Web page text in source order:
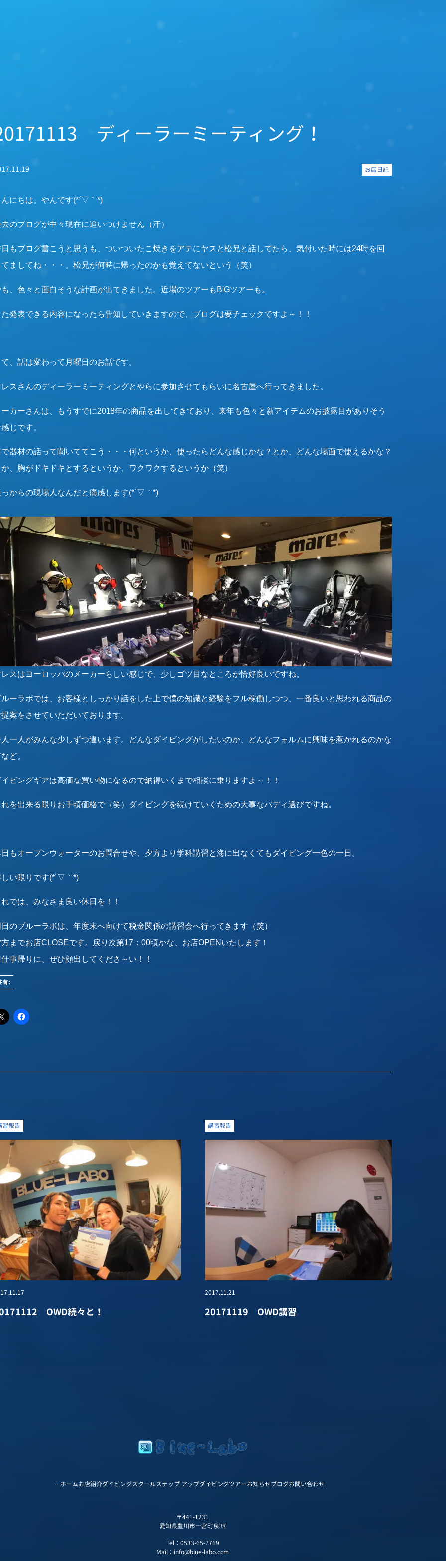
ディーラーミーティング！
お店日記
にちは。やんです(*´▽｀*)
のブログが中々現在に追いつけません（汗）
もブログ書こうと思うも、ついついたこ焼きをアテにヤスと松兄と話してたら、気付いた時には24時を回
ましてね・・・。松兄が何時に帰ったのかも覚えてないという（笑）
、色々と面白そうな計画が出てきました。近場のツアーもBIGツアーも。
発表できる内容になったら告知していきますので、ブログは要チェックですよ～！！
、話は変わって月曜日のお話です。
スさんのディーラーミーティングとやらに参加させてもらいに名古屋へ行ってきました。
カーさんは、もうすでに2018年の商品を出してきており、来年も色々と新アイテムのお披露目がありそう
じです。
器材の話って聞いててこう・・・何というか、使ったらどんな感じかな？とか、どんな場面で使えるかな？
、胸がドキドキとするというか、ワクワクするというか（笑）
からの現場人なんだと痛感します(*´▽｀*)
スはヨーロッパのメーカーらしい感じで、少しゴツ目なところが恰好良いですね。
ーラボでは、お客様としっかり話をした上で僕の知識と経験をフル稼働しつつ、一番良いと思われる商品の
案をさせていただいております。
一人がみんな少しずつ違います。どんなダイビングがしたいのか、どんなフォルムに興味を惹かれるのかな
ど。
ビングギアは高価な買い物になるので納得いくまで相談に乗りますよ～！！
を出来る限りお手頃価格で（笑）ダイビングを続けていくための大事なバディ選びですね。
もオープンウォーターのお問合せや、夕方より学科講習と海に出なくてもダイビング一色の一日。
い限りです(*´▽｀*)
では、みなさま良い休日を！！
のブルーラボは、年度末へ向けて税金関係の講習会へ行ってきます（笑）
までお店CLOSEです。戻り次第17：00頃かな、お店OPENいたします！
事帰りに、ぜひ顔出してくださ～い！！
有:
習報告
OWD続々と！
講習報告
2017.11.21
20171119 OWD講習
ホームお店紹介ダイビングスクールステップ アップダイビングツアーお知らせブログお問い合わせ
〒441-1231
愛知県豊川市一宮町泉38
Tel： 0533-65-7769
Mail： info@blue-labo.com